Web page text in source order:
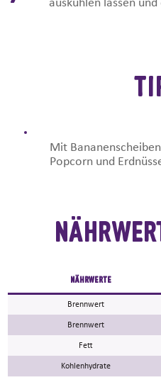
auskühlen lassen
Mit
Popcorn und
NÄHRWERTE
Brennwert
Brennwert
Fett
Kohlenhydrate